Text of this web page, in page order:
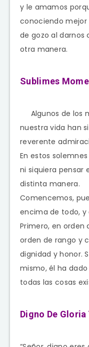
y le amamos
conociendo
de gozo al darnos
otra manera.
Sublimes
Algunos de los
nuestra vida han
reverente
En estos
ni siquiera pensar
distinta manera.
Comencemos,
encima de todo, y
Primero, en orden
orden de rango y
dignidad y honor.
mismo, él ha
todas las cosas
Digno De Gloria